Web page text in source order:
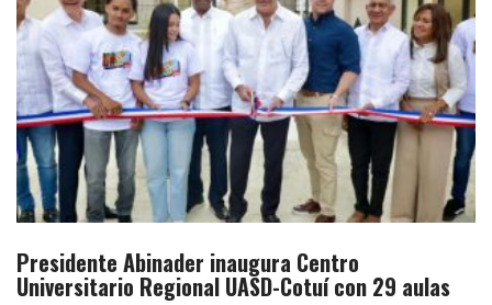
Presidente Abinader inaugura Centro
Universitario Regional UASD-Cotuí con 29 aulas